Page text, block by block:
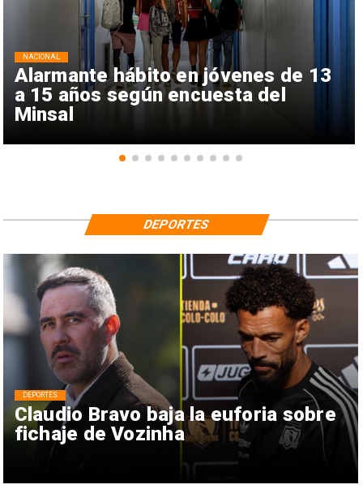
Alarmante hábito en jóvenes de 13
a 15 años según encuesta del
Minsal
NACIONAL
Claudio Bravo baja la euforia sobre
fichaje de Vozinha
DEPORTES
DEPORTES